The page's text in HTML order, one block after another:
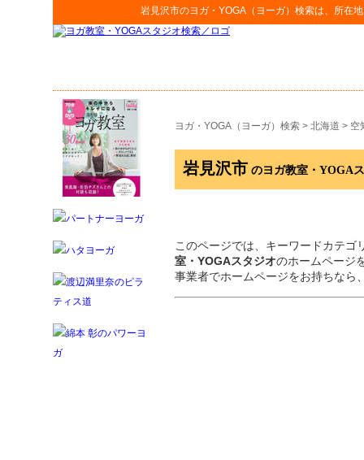
岩見沢市のヨガ・YOGA（ヨーガ）検索は、所在
ヨガ・YOGA（ヨーガ）検索 > 北海道 > 空
岩見沢市 のヨガ教室・YOGA
このページでは、キーワードカテゴ
室・YOGAスタジオのホームページ
事業者でホームページをお持ちなら